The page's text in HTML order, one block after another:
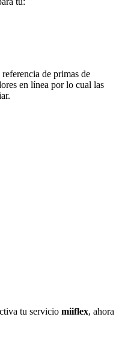
de primas de
en línea por lo cual las
tu servicio miiflex, ahora